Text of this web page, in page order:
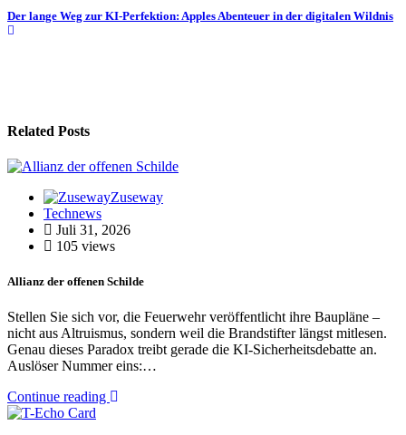
Der lange Weg zur KI-Perfektion: Apples Abenteuer in der digitalen Wildnis
Related Posts
Zuseway
Technews
Juli 31, 2026
105 views
Allianz der offenen Schilde
Stellen Sie sich vor, die Feuerwehr veröffentlicht ihre Baupläne –
nicht aus Altruismus, sondern weil die Brandstifter längst mitlesen.
Genau dieses Paradox treibt gerade die KI-Sicherheitsdebatte an.
Auslöser Nummer eins:…
Continue reading